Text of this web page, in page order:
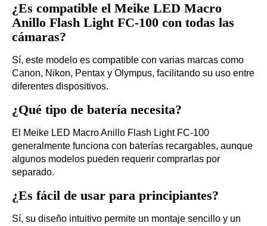
¿Es compatible el Meike LED Macro
Anillo Flash Light FC-100 con todas las
cámaras?
Sí, este modelo es compatible con varias marcas como
Canon, Nikon, Pentax y Olympus, facilitando su uso entre
diferentes dispositivos.
¿Qué tipo de batería necesita?
El Meike LED Macro Anillo Flash Light FC-100
generalmente funciona con baterías recargables, aunque
algunos modelos pueden requerir comprarlas por
separado.
¿Es fácil de usar para principiantes?
Sí, su diseño intuitivo permite un montaje sencillo y un